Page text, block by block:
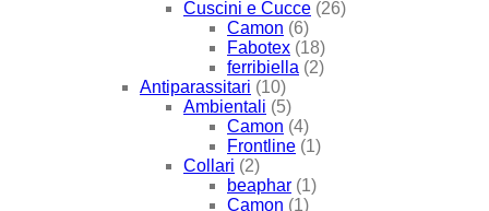
Cuscini e Cucce (26)
Camon (6)
Fabotex (18)
ferribiella (2)
Antiparassitari (10)
Ambientali (5)
Camon (4)
Frontline (1)
Collari (2)
beaphar (1)
Camon (1)